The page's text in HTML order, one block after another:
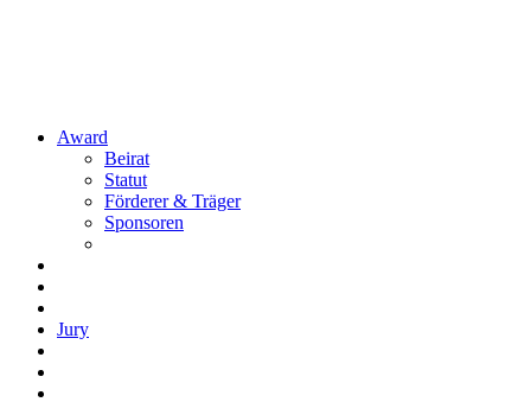
Award
Beirat
Statut
Förderer & Träger
Sponsoren
Jury